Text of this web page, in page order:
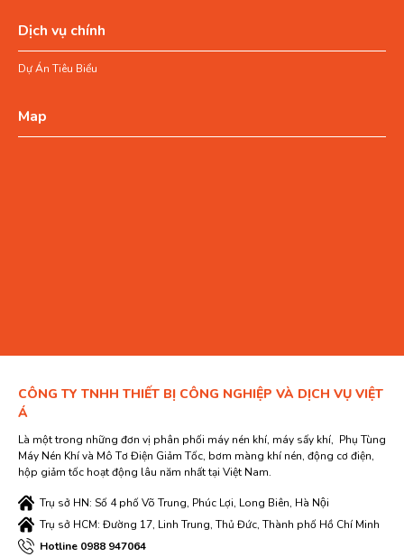
Dịch vụ chính
Dự Án Tiêu Biểu
Map
CÔNG TY TNHH THIẾT BỊ CÔNG NGHIỆP VÀ DỊCH VỤ VIỆT
Á
Là một trong những đơn vị phân phối máy nén khí, máy sấy khí, Phụ Tùng
Máy Nén Khí và Mô Tơ Điện Giảm Tốc, bơm màng khí nén, động cơ điện,
hộp giảm tốc hoạt động lâu năm nhất tại Việt Nam.
Trụ sở HN: Số 4 phố Võ Trung, Phúc Lợi, Long Biên, Hà Nội
Trụ sở HCM: Đường 17, Linh Trung, Thủ Đức, Thành phố Hồ Chí Minh
Hotline 0988 947064